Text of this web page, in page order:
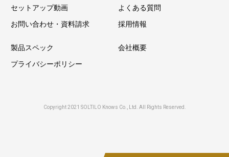
セットアップ動画 よくある質問
お問い合わせ・資料請求 採用情報
製品スペック 会社概要
プライバシーポリシー
Copyright 2021 SOLTILO Knows Co., Ltd. All Rights Reserved.